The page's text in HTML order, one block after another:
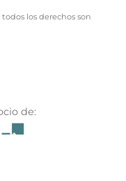
los derechos son
de: